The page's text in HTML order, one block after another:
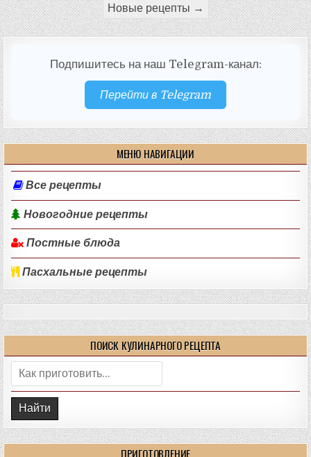
Новые рецепты →
Подпишитесь на наш Telegram-канал:
Перейти в Telegram
МЕНЮ НАВИГАЦИИ
Все рецепты
Новогодние рецепты
Постные блюда
Пасхальные рецепты
ПОИСК КУЛИНАРНОГО РЕЦЕПТА
Поиск:
ПРИГОТОВЛЕНИЕ